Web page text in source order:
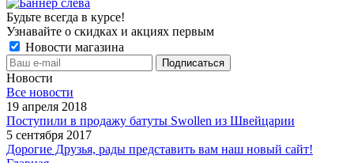
Будьте всегда в курсе!
Узнавайте о скидках и акциях первым
Новости магазина
Новости
Все новости
19 апреля 2018
Поступили в продажу батуты Swollen из Швейцарии
5 сентября 2017
Дорогие Друзья, рады представить вам наш новый сайт!